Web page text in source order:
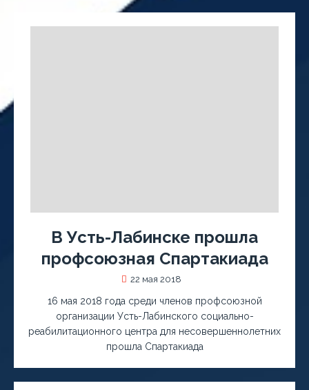
В Усть-Лабинске прошла
профсоюзная Спартакиада
22 мая 2018
16 мая 2018 года среди членов профсоюзной
организации Усть-Лабинского социально-
реабилитационного центра для несовершеннолетних
прошла Спартакиада